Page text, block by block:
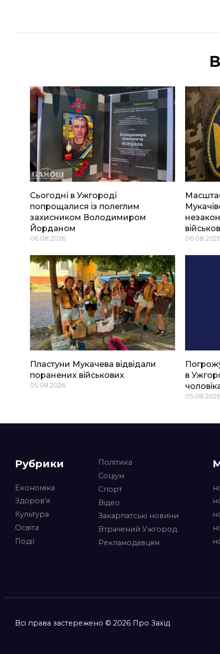
Сьогодні в Ужгороді
попрощалися із полеглим
захисником Володимиром
Йорданом
06.08.2026
Пластуни Мукачева відвідали
поранених військових
05.08.2026
в
05.08.2026
Рубрики
Економіка
Здоров’я
Культура
Освіта
Події
Політика
Соціум
Спорт
Відео
Закарпатські новини
Втрачений Ужгород
Рекламодавцям
Всі права застережено © 2026 Про Захід